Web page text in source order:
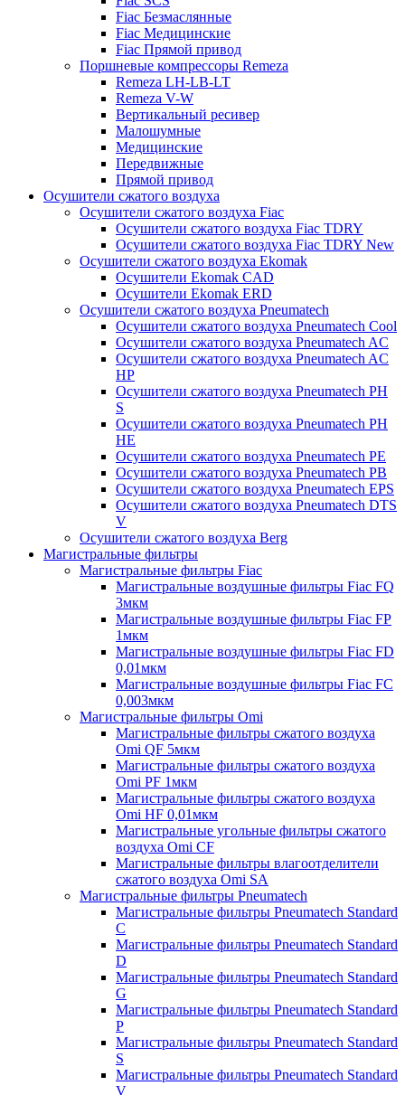
Fiac Безмаслянные
Fiac Медицинские
Fiac Прямой привод
Поршневые компрессоры Remeza
Remeza LH-LB-LT
Remeza V-W
Вертикальный ресивер
Малошумные
Медицинские
Передвижные
Прямой привод
Осушители сжатого воздуха
Осушители сжатого воздуха Fiac
Осушители сжатого воздуха Fiac TDRY
Осушители сжатого воздуха Fiac TDRY New
Осушители сжатого воздуха Ekomak
Осушители Ekomak CAD
Осушители Ekomak ERD
Осушители сжатого воздуха Pneumatech
Осушители сжатого воздуха Pneumatech Cool
Осушители сжатого воздуха Pneumatech AC
Осушители сжатого воздуха Pneumatech AC
HP
Осушители сжатого воздуха Pneumatech PH
S
Осушители сжатого воздуха Pneumatech PH
HE
Осушители сжатого воздуха Pneumatech PE
Осушители сжатого воздуха Pneumatech PB
Осушители сжатого воздуха Pneumatech EPS
Осушители сжатого воздуха Pneumatech DTS
V
Осушители сжатого воздуха Berg
Магистральные фильтры
Магистральные фильтры Fiac
Магистральные воздушные фильтры Fiac FQ
3мкм
Магистральные воздушные фильтры Fiac FP
1мкм
Магистральные воздушные фильтры Fiac FD
0,01мкм
Магистральные воздушные фильтры Fiac FC
0,003мкм
Магистральные фильтры Omi
Магистральные фильтры сжатого воздуха
Omi QF 5мкм
Магистральные фильтры сжатого воздуха
Omi PF 1мкм
Магистральные фильтры сжатого воздуха
Omi HF 0,01мкм
Магистральные угольные фильтры сжатого
воздуха Omi CF
Магистральные фильтры влагоотделители
сжатого воздуха Omi SA
Магистральные фильтры Pneumatech
Магистральные фильтры Pneumatech Standard
C
Магистральные фильтры Pneumatech Standard
D
Магистральные фильтры Pneumatech Standard
G
Магистральные фильтры Pneumatech Standard
P
Магистральные фильтры Pneumatech Standard
S
Магистральные фильтры Pneumatech Standard
V